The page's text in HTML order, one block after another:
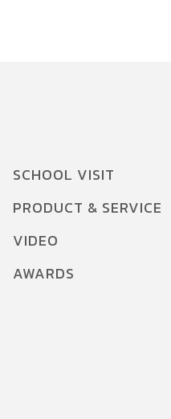
SCHOOL VISIT
PRODUCT & SERVICE
VIDEO
AWARDS